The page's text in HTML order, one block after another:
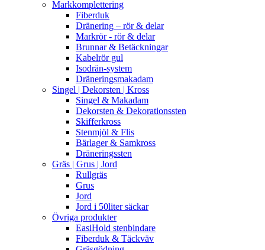
Markkomplettering
Fiberduk
Dränering – rör & delar
Markrör - rör & delar
Brunnar & Betäckningar
Kabelrör gul
Isodrän-system
Dräneringsmakadam
Singel | Dekorsten | Kross
Singel & Makadam
Dekorsten & Dekorationssten
Skifferkross
Stenmjöl & Flis
Bärlager & Samkross
Dräneringssten
Gräs | Grus | Jord
Rullgräs
Grus
Jord
Jord i 50liter säckar
Övriga produkter
EasiHold stenbindare
Fiberduk & Täckväv